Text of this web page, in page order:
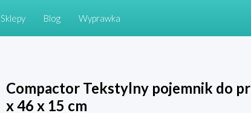
Sklepy Blog Wyprawka
Compactor Tekstylny pojemnik do
x 46 x 15 cm